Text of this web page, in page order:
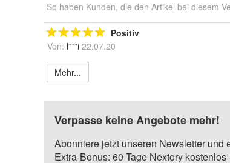
So haben Kunden, die den Artikel bei diesem
Positiv
Von: l***i 22.07.20
Mehr...
Verpasse keine Angebote mehr!
Abonniere jetzt unseren Newsletter
Extra-Bonus: 60 Tage Nextory